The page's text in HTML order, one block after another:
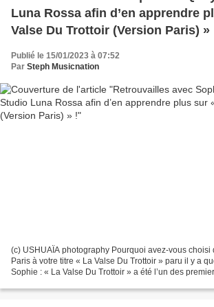
Luna Rossa afin d’en apprendre
Valse Du Trottoir (Version Paris) »
Publié le 15/01/2023 à 07:52
Par Steph Musicnation
(c) USHUAÏA photography Pourquoi avez-vous choisi d’offrir une version
Paris à votre titre « La Valse Du Trottoir » paru il y a
Sophie : « La Valse Du Trottoir » a été l’un des